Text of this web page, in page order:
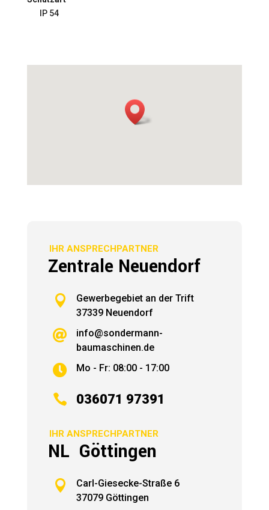
IP 54
IHR ANSPRECHPARTNER
Zentrale Neuendorf

Gewerbegebiet an der Trift
37339 Neuendorf

info@sondermann-
baumaschinen.de
 Mo - Fr: 08:00 - 17:00
 036071 97391
IHR ANSPRECHPARTNER
NL Göttingen

Carl-Giesecke-Straße 6
37079 Göttingen